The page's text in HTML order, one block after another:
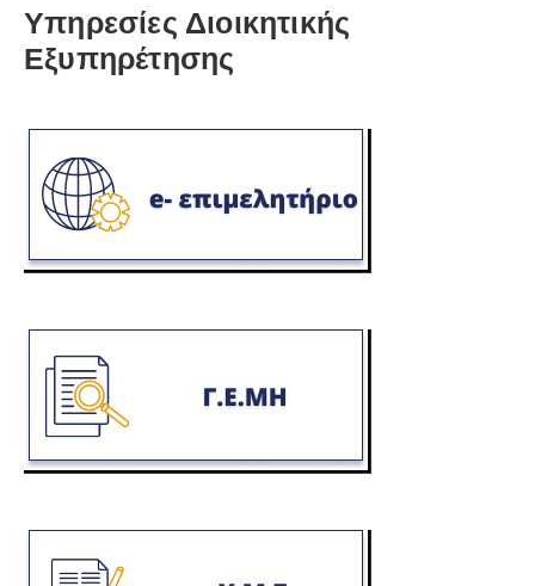
Υπηρεσίες Διοικητικής
Εξυπηρέτησης